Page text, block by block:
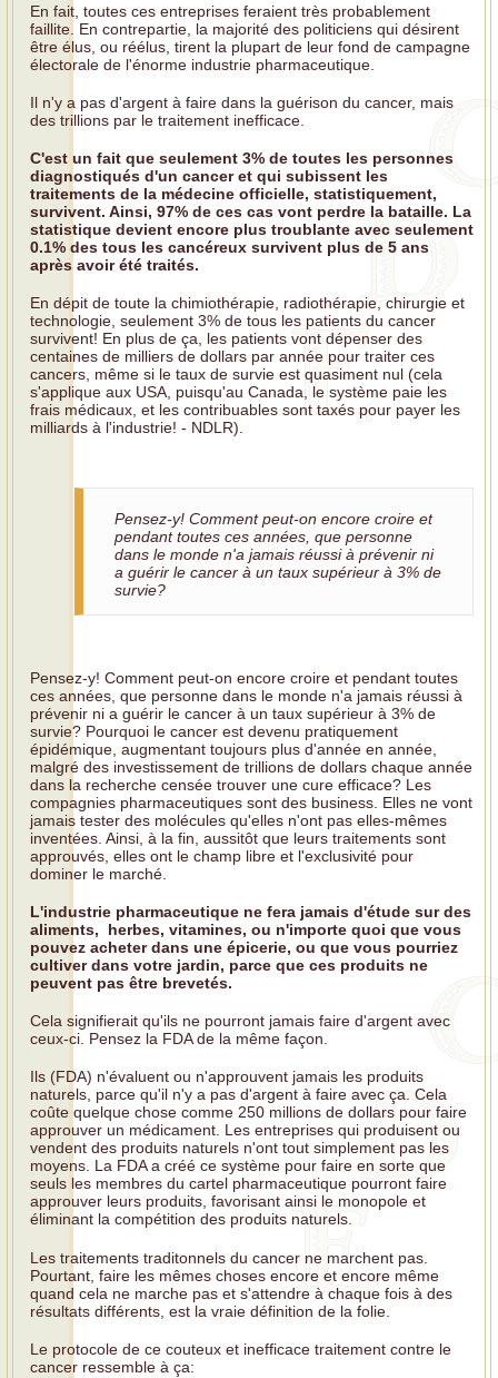
En fait, toutes ces entreprises feraient très probablement
faillite. En contrepartie, la majorité des politiciens qui désirent
être élus, ou réélus, tirent la plupart de leur fond de campagne
électorale de l'énorme industrie pharmaceutique.
Il n'y a pas d'argent à faire dans la guérison du cancer, mais
des trillions par le traitement inefficace.
C'est un fait que seulement 3% de toutes les personnes
diagnostiqués d'un cancer et qui subissent les
traitements de la médecine officielle, statistiquement,
survivent. Ainsi, 97% de ces cas vont perdre la bataille. La
statistique devient encore plus troublante avec seulement
0.1% des tous les cancéreux survivent plus de 5 ans
après avoir été traités.
En dépit de toute la chimiothérapie, radiothérapie, chirurgie et
technologie, seulement 3% de tous les patients du cancer
survivent! En plus de ça, les patients vont dépenser des
centaines de milliers de dollars par année pour traiter ces
cancers, même si le taux de survie est quasiment nul (cela
s'applique aux USA, puisqu'au Canada, le système paie les
frais médicaux, et les contribuables sont taxés pour payer les
milliards à l'industrie! - NDLR).
Pensez-y! Comment peut-on encore croire et
pendant toutes ces années, que personne
dans le monde n'a jamais réussi à prévenir ni
a guérir le cancer à un taux supérieur à 3% de
survie?
Pensez-y! Comment peut-on encore croire et pendant toutes
ces années, que personne dans le monde n'a jamais réussi à
prévenir ni a guérir le cancer à un taux supérieur à 3% de
survie? Pourquoi le cancer est devenu pratiquement
épidémique, augmentant toujours plus d'année en année,
malgré des investissement de trillions de dollars chaque année
dans la recherche censée trouver une cure efficace? Les
compagnies pharmaceutiques sont des business. Elles ne vont
jamais tester des molécules qu'elles n'ont pas elles-mêmes
inventées. Ainsi, à la fin, aussitôt que leurs traitements sont
approuvés, elles ont le champ libre et l'exclusivité pour
dominer le marché.
L'industrie pharmaceutique ne fera jamais d'étude sur des
aliments, herbes, vitamines, ou n'importe quoi que vous
pouvez acheter dans une épicerie, ou que vous pourriez
cultiver dans votre jardin, parce que ces produits ne
peuvent pas être brevetés.
Cela signifierait qu'ils ne pourront jamais faire d'argent avec
ceux-ci. Pensez la FDA de la même façon.
Ils (FDA) n'évaluent ou n'approuvent jamais les produits
naturels, parce qu'il n'y a pas d'argent à faire avec ça. Cela
coûte quelque chose comme 250 millions de dollars pour faire
approuver un médicament. Les entreprises qui produisent ou
vendent des produits naturels n'ont tout simplement pas les
moyens. La FDA a créé ce système pour faire en sorte que
seuls les membres du cartel pharmaceutique pourront faire
approuver leurs produits, favorisant ainsi le monopole et
éliminant la compétition des produits naturels.
Les traitements traditonnels du cancer ne marchent pas.
Pourtant, faire les mêmes choses encore et encore même
quand cela ne marche pas et s'attendre à chaque fois à des
résultats différents, est la vraie définition de la folie.
Le protocole de ce couteux et inefficace traitement contre le
cancer ressemble à ça: